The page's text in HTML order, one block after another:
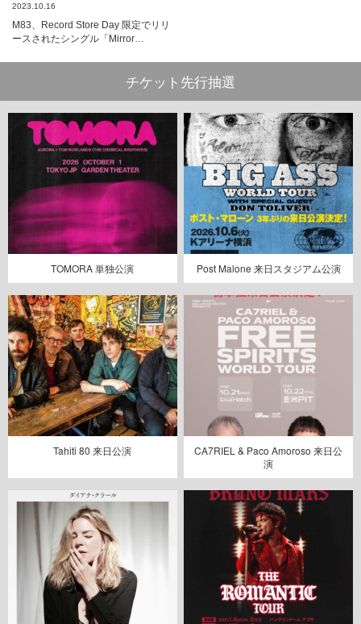
2023.10.16
M83、Record Store Day 限定でリリ
ースされたシングル「Mirror…
チケット先行抽選
TOMORA 単独公演 Post Malone 来日スタジアム公演
Tahiti 80 来日公演
CA7RIEL & Paco Amoroso 来日公
演